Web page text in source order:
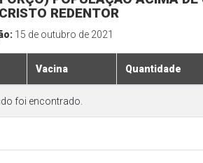
REDENTOR
15 de outubro de 2021
Vacina Quantidade
foi encontrado.